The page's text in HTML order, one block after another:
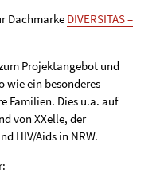
Dachmarke DIVERSITAS –
Projektangebot und
wie ein besonderes
Familien. Dies u.a. auf
von XXelle, der
HIV/Aids in NRW.